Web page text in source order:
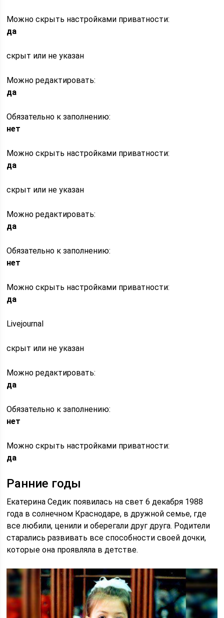
Можно скрыть настройками приватности:
да
скрыт или не указан
Можно редактировать:
да
Обязательно к заполнению:
нет
Можно скрыть настройками приватности:
да
скрыт или не указан
Можно редактировать:
да
Обязательно к заполнению:
нет
Можно скрыть настройками приватности:
да
Livejournal
скрыт или не указан
Можно редактировать:
да
Обязательно к заполнению:
нет
Можно скрыть настройками приватности:
да
Ранние годы
Екатерина Седик появилась на свет 6 декабря 1988
года в солнечном Краснодаре, в дружной семье, где
все любили, ценили и оберегали друг друга. Родители
старались развивать все способности своей дочки,
которые она проявляла в детстве.